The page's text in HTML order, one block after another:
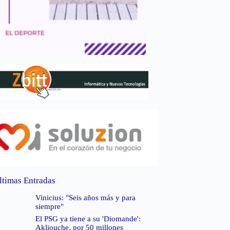
Entradas
Vinicius: "Seis años más y para
siempre"
El PSG ya tiene a su 'Diomande':
Akliouche, por 50 millones